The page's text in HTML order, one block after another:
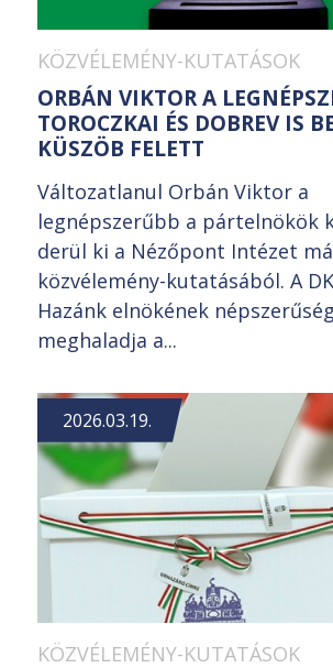
KÖZVÉLEMÉNY-KUTATÁSOK
ORBÁN VIKTOR A
TOROCZKAI ÉS DOBREV IS
KÜSZÖB FELETT
Változatlanul Orbán Viktor a
legnépszerűbb a pártelnökök
derül ki a Nézőpont Intézet
közvélemény-kutatásából. A
Hazánk elnökének
meghaladja a...
2026.03.19.
KÖZVÉLEMÉNY-KUTATÁSOK